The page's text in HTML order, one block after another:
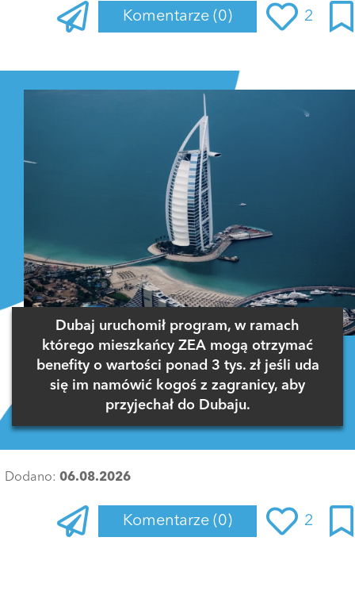
Komentarze (0) 2
Dubaj uruchomił program, w ramach
którego mieszkańcy ZEA mogą otrzymać
benefity o wartości ponad 3 tys. zł jeśli uda
się im namówić kogoś z zagranicy, aby
przyjechał do Dubaju.
Dodano: 06.08.2026
Komentarze (0) 2